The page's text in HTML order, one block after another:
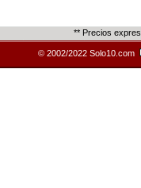
** Precios
© 2002/2022 Solo10.com